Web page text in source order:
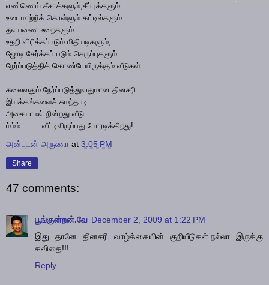
எண்ணெய் சீசாக்களும்,சீப்புக்களும்......
உடைமாற்றிக் கொள்ளும் கட்டில்களும்
தலயணை உறைகளும்....................
உதறி விரிக்கப்படும் மிதியடிகளும்,
ஜோடி சேர்க்கப் படும் செருப்புகளும்
நேர்ப்படுத்திக் கொண்டேயிருக்கும் வீடுகள்.............
கலைவதும் நேர்ப்படுத்துவதுமான தினசரி
இயக்கங்களைச் சுமந்தபடி
அசையாமல் நின்றது வீடு.................
ம்ம்ம்.........வீட்டிலிருப்பது போரடிக்கிறது!
அன்புடன் அருணா at 3:05 PM
Share
47 comments:
பூங்குன்றன்.வே December 2, 2009 at 1:22 PM
இது தானே தினசரி வாழ்க்கையின் குறியீடுகள்.நல்லா இருக்கு
கவிதை!!!
Reply